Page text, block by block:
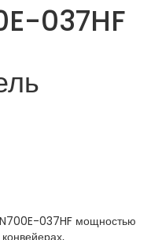
037HF
037HF мощностью